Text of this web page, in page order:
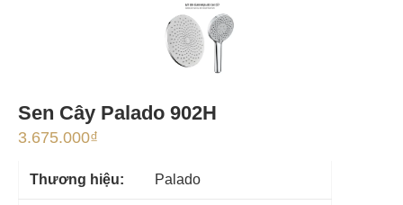
Sen Cây Palado 902H
3.675.000₫
Thương hiệu: Palado